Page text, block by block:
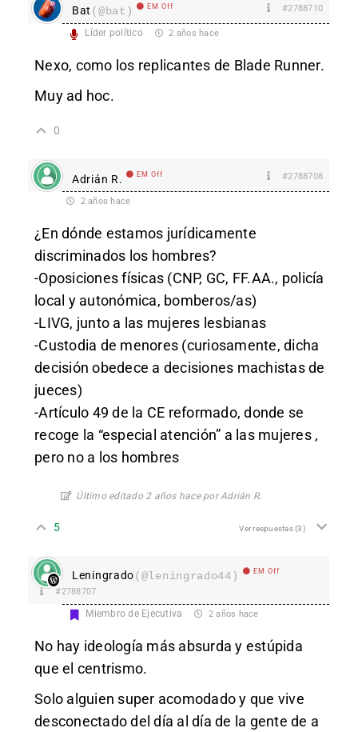
Bat (@bat) EM Off #2788710
Líder político 2 años hace
Nexo, como los replicantes de Blade Runner.
Muy ad hoc.
0
Adrián R. EM Off #2788708
2 años hace
¿En dónde estamos jurídicamente
discriminados los hombres?
-Oposiciones físicas (CNP, GC, FF.AA., policía
local y autonómica, bomberos/as)
-LIVG, junto a las mujeres lesbianas
-Custodia de menores (curiosamente, dicha
decisión obedece a decisiones machistas de
jueces)
-Artículo 49 de la CE reformado, donde se
recoge la “especial atención” a las mujeres ,
pero no a los hombres
Último editado 2 años hace por Adrián R.
5 Ver respuestas(3)
Leningrado(@leningrado44) EM Off
#2788707
Miembro de Ejecutiva 2 años hace
No hay ideología más absurda y estúpida
que el centrismo.
Solo alguien super acomodado y que vive
desconectado del día al día de la gente de a